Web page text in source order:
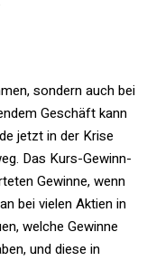
sondern auch bei
Geschäft kann
jetzt in der Krise
Das Kurs-Gewinn-
Gewinne, wenn
bei vielen Aktien in
welche Gewinne
und diese in